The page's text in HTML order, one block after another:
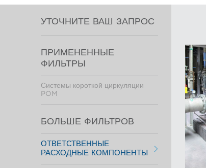
УТОЧНИТЕ ВАШ ЗАПРОС
ПРИМЕНЕННЫЕ
ФИЛЬТРЫ
Системы короткой циркуляции
POM
БОЛЬШЕ ФИЛЬТРОВ
ОТВЕТСТВЕННЫЕ
РАСХОДНЫЕ КОМПОНЕНТЫ